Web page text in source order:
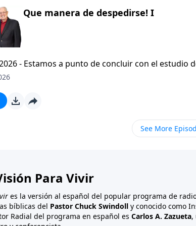
Que manera de despedirse! I
- Estamos a punto de concluir con el
Cristianismo Contagioso. En este escrito vemos una despedida franca. En lugar de
espirituales con una bendicion que termina
See More
Para Vivir
es la versión al español del popular programa de
bíblicas del Pastor Chuck Swindoll y conocido como
Radial del programa en español es Carlos A. Zazueta,